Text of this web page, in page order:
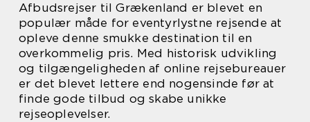
Afbudsrejser til Grækenland er blevet en
populær måde for eventyrlystne rejsende at
opleve denne smukke destination til en
overkommelig pris. Med historisk udvikling
og tilgængeligheden af online rejsebureauer
er det blevet lettere end nogensinde før at
finde gode tilbud og skabe unikke
rejseoplevelser.